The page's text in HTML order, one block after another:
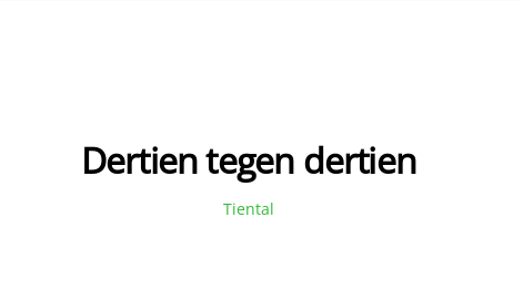
Dertien tegen dertien
Tiental